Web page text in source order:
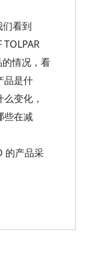
看到
TOLPAR
情况，看
品是什
变化，
些在减
的产品采